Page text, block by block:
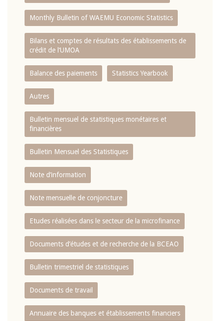
Monthly Bulletin of WAEMU Economic Statistics
Bilans et comptes de résultats des établissements de
crédit de l‘UMOA
Balance des paiements Statistics Yearbook
Autres
Bulletin mensuel de statistiques monétaires et
financières
Bulletin Mensuel des Statistiques
Note d’information
Note mensuelle de conjoncture
Etudes réalisées dans le secteur de la microfinance
Documents d’études et de recherche de la BCEAO
Bulletin trimestriel de statistiques
Documents de travail
Annuaire des banques et établissements financiers